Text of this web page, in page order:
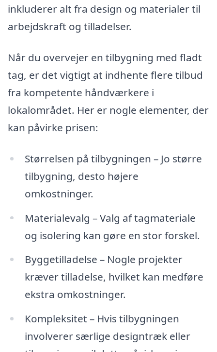
inkluderer alt fra design og materialer til
arbejdskraft og tilladelser.
Når du overvejer en tilbygning med fladt
tag, er det vigtigt at indhente flere tilbud
fra kompetente håndværkere i
lokalområdet. Her er nogle elementer, der
kan påvirke prisen:
Størrelsen på tilbygningen – Jo større
tilbygning, desto højere
omkostninger.
Materialevalg – Valg af tagmateriale
og isolering kan gøre en stor forskel.
Byggetilladelse – Nogle projekter
kræver tilladelse, hvilket kan medføre
ekstra omkostninger.
Kompleksitet – Hvis tilbygningen
involverer særlige designtræk eller